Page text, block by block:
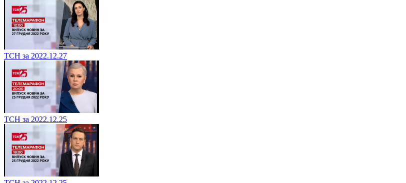
ТСН за 2022.12.27
ТСН за 2022.12.25